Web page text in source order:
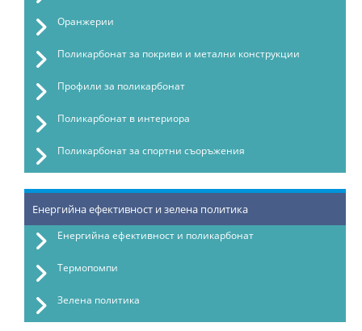
Оранжерии
Поликарбонат за покриви и метални конструкции
Профили за поликарбонат
Поликарбонат в интериора
Поликарбонат за спортни съоръжения
Енергийна ефективност и зелена политика
Енергийна ефективност и поликарбонат
Термопомпи
Зелена политика